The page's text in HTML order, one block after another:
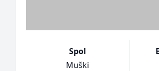
Spol
Muški